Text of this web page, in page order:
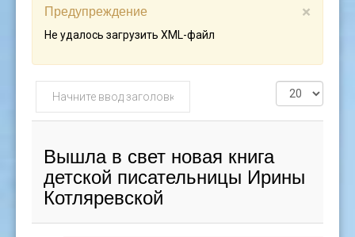
×
Предупреждение
Не удалось загрузить XML-файл
Начните
ввод
метки
Кол-
во
Вышла в свет новая книга
детской писательницы Ирины
Котляревской